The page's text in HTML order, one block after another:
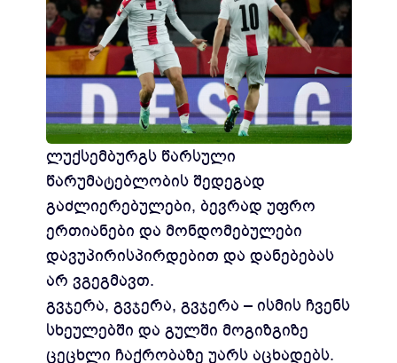
ლუქსემბურგს წარსული
წარუმატებლობის შედეგად
გაძლიერებულები, ბევრად უფრო
ერთიანები და მონდომებულები
დავუპირისპირდებით და დანებებას
არ ვგეგმავთ.
გვჯერა, გვჯერა, გვჯერა – ისმის ჩვენს
სხეულებში და გულში მოგიზგიზე
ცეცხლი ჩაქრობაზე უარს აცხადებს.